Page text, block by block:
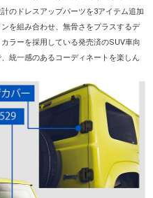
のドレスアップパーツを3アイテム追加
を組み合わせ、無骨さをプラスするデ
ラーを採用している発売済のSUV車向
統一感のあるコーディネートを楽しん